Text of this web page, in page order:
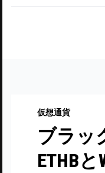
仮想通貨
ブラッ
ETHBと